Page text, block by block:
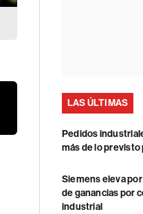
LAS ÚLTIMAS
Pedidos
más de lo
Siemens eleva
de ganancias por
industrial